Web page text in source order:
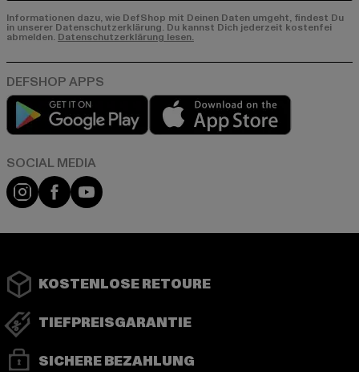
Informationen dazu, wie DefShop mit Deinen Daten umgeht, findest Du
in unserer Datenschutzerklärung. Du kannst Dich jederzeit kostenfei
abmelden. Datenschutzerklärung lesen.
Play market
Instagram
FacebookYouTube
KOSTENLOSE RETOURE
TIEFPREISGARANTIE
SICHERE BEZAHLUNG